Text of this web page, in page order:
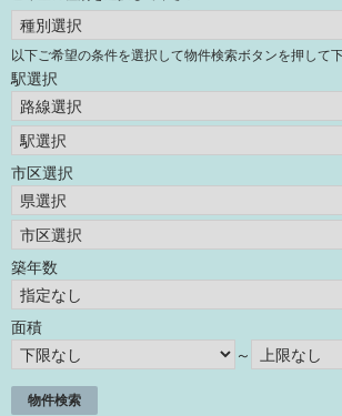
以下ご希望の条件を選択して物件検索ボタンを押して
駅選択
市区選択
築年数
面積
～